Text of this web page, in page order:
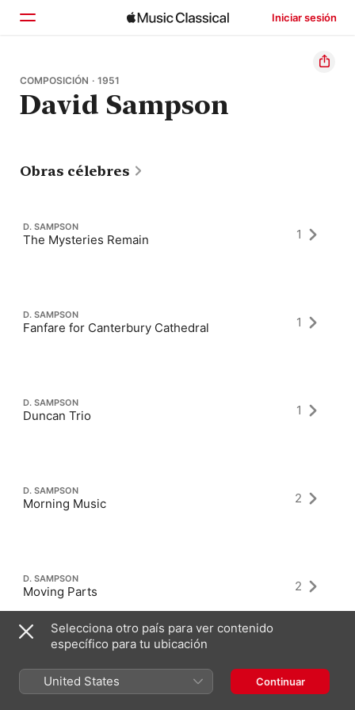
Iniciar sesión
Inicio
Explorar
COMPOSICIÓN · 1951
David Sampson
Obras célebres
D. SAMPSON
The Mysteries Remain 1
D. SAMPSON
Fanfare for Canterbury Cathedral 1
D. SAMPSON
Duncan Trio 1
D. SAMPSON
Morning Music 2
D. SAMPSON
Moving Parts 2
Selecciona otro país para ver contenido
específico para tu ubicación
United States Continuar